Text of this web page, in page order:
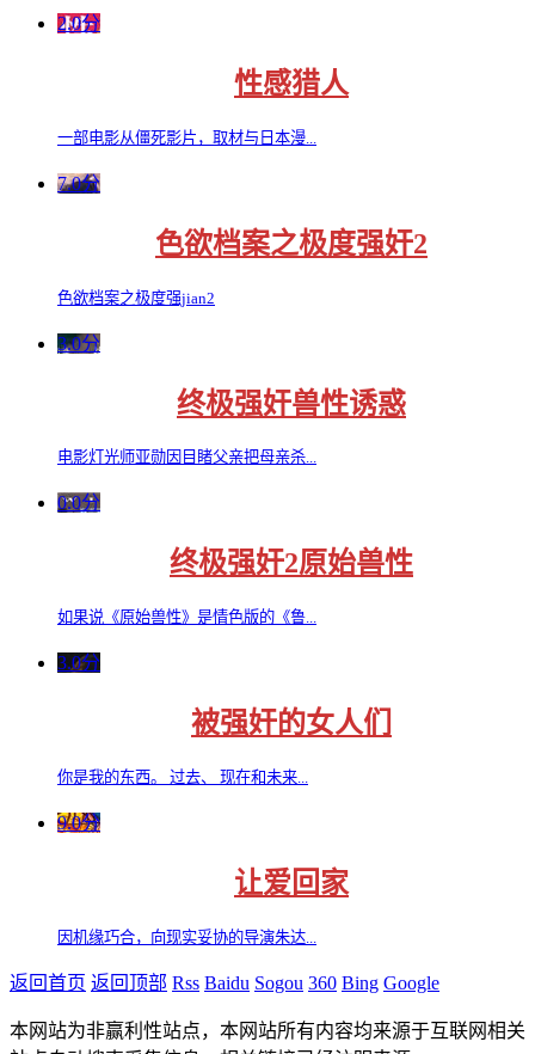
2.0分
性感猎人
一部电影从僵死影片，取材与日本漫...
7.0分
色欲档案之极度强奸2
色欲档案之极度强jian2
3.0分
终极强奸兽性诱惑
电影灯光师亚勋因目睹父亲把母亲杀...
0.0分
终极强奸2原始兽性
如果说《原始兽性》是情色版的《鲁...
3.0分
被强奸的女人们
你是我的东西。 过去、 现在和未来...
9.0分
让爱回家
因机缘巧合，向现实妥协的导演朱达...
返回首页 返回顶部 Rss Baidu Sogou 360 Bing Google
本网站为非赢利性站点，本网站所有内容均来源于互联网相关